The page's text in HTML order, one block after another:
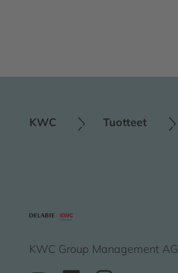
KWC Tuotteet
KWC Group Management AG